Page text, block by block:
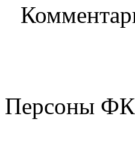
Персоны ФК